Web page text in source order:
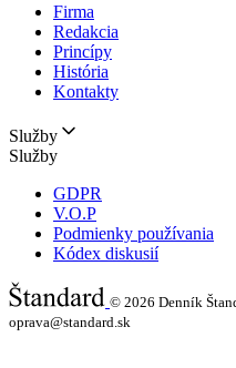
Firma
Redakcia
Princípy
História
Kontakty
Služby
Služby
GDPR
V.O.P
Podmienky používania
Kódex diskusií
© 2026 Denník
oprava@standard.sk